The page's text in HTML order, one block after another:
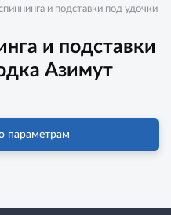
и подставки под удочки
и подставки
Азимут
параметрам